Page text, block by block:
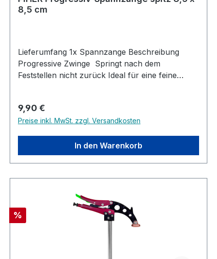
8,5 cm
Lieferumfang 1x Spannzange Beschreibung
Progressive Zwinge Springt nach dem
Feststellen nicht zurück Ideal für eine feine
Hebelbetätigung, mit nur einem Finger leicht zu
öffnen Ergonomische Anti-Rutsch-Handgriffe
aus PE Druckplatten hinterlassen keine
cm Länge: 22 cm
Regulärer Preis:
9,90 €
Preise inkl. MwSt. zzgl. Versandkosten
In den Warenkorb
Rabatt
%